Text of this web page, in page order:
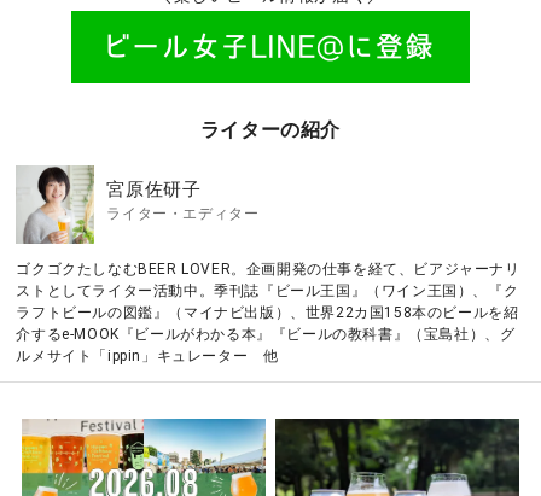
ライターの紹介
宮原佐研子
ライター・エディター
ゴクゴクたしなむBEER LOVER。企画開発の仕事を経て、ビアジャーナリ
ストとしてライター活動中。季刊誌『ビール王国』（ワイン王国）、『ク
ラフトビールの図鑑』（マイナビ出版）、世界22カ国158本のビールを紹
介するe-MOOK『ビールがわかる本』『ビールの教科書』（宝島社）、グ
ルメサイト「ippin」キュレーター 他